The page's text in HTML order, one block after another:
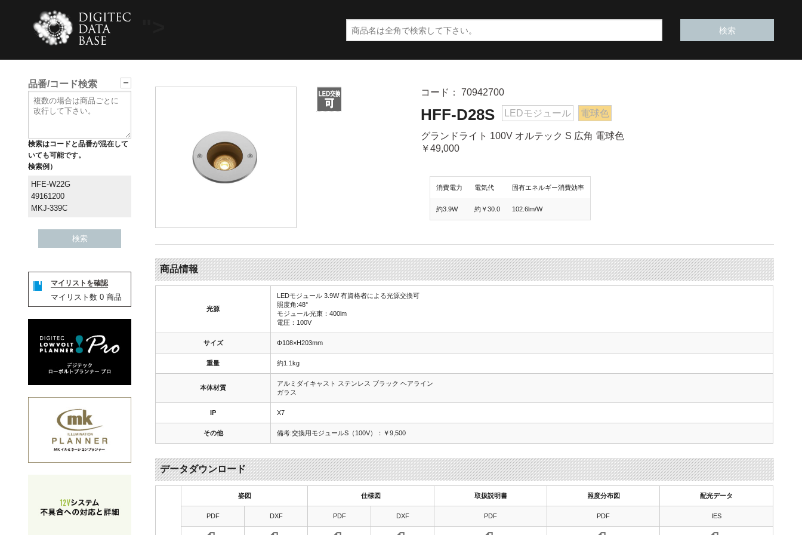
品番/コード検索
検索はコードと品番が混在して
いても可能です。
検索例）
HFE-W22G
49161200
MKJ-339C
マイリストを確認
マイリスト数 0 商品
コード： 70942700
HFF-D28S LEDモジュール 電球色
グランドライト 100V オルテック S 広角 電球色
￥49,000
消費電力 電気代 固有エネルギー消費効率
約3.9W 約￥30.0 102.6lm/W
商品情報
光源
LEDモジュール 3.9W 有資格者による光源交換可
照度角:48°
モジュール光束：400lm
電圧：100V
サイズ Φ108×H203mm
重量 約1.1kg
本体材質
アルミダイキャスト ステンレス ブラック ヘアライン
ガラス
IP X7
その他 備考:交換用モジュールS（100V）：￥9,500
データダウンロード
姿図 仕様図 取扱説明書 照度分布図 配光データ
PDF DXF PDF DXF PDF PDF IES